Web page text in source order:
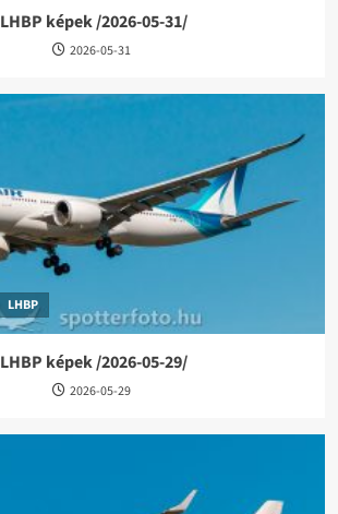
LHBP képek /2026-05-31/
2026-05-31
LHBP
LHBP képek /2026-05-29/
2026-05-29